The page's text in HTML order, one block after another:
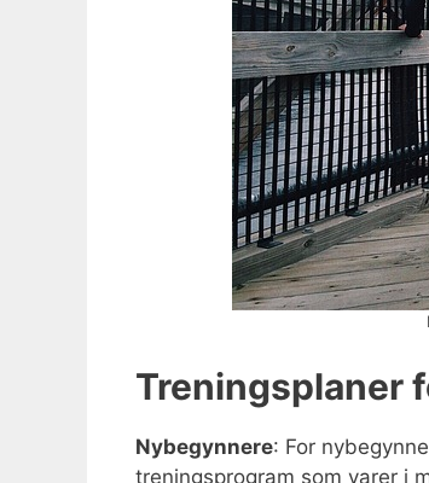
Treningsplaner
Nybegynnere: For
treningsprogram som varer i